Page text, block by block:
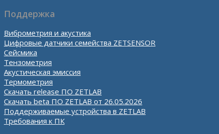
Поддержка
Виброметрия и акустика
Цифровые датчики семейства ZETSENSOR
Сейсмика
Тензометрия
Акустическая эмиссия
Термометрия
Скачать release ПО ZETLAB
Скачать beta ПО ZETLAB от 26.05.2026
Поддерживаемые устройства в ZETLAB
Требования к ПК